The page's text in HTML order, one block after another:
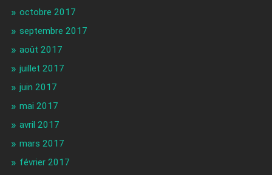
octobre 2017
septembre 2017
août 2017
juillet 2017
juin 2017
mai 2017
avril 2017
mars 2017
février 2017